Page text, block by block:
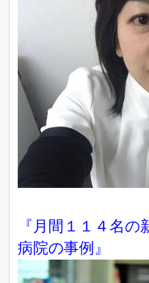
『月間１１４名
病院の事例』